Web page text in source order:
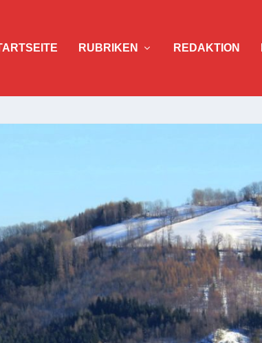
RUBRIKEN REDAKTION